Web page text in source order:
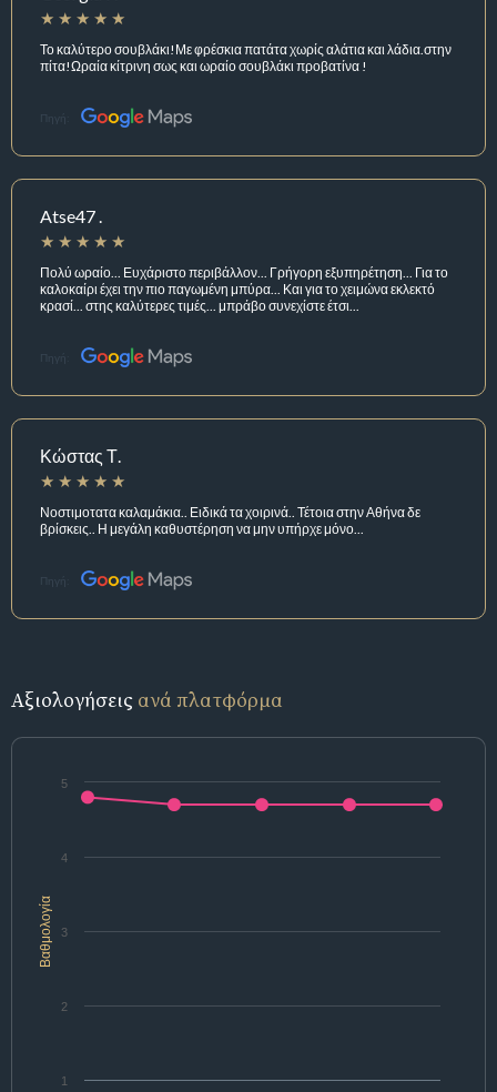
Το καλύτερο σουβλάκι!Με φρέσκια πατάτα χωρίς αλάτια και λάδια.στην
πίτα!Ωραία κίτρινη σως και ωραίο σουβλάκι προβατίνα !
Πηγή:
Atse47 .
Πολύ ωραίο... Ευχάριστο περιβάλλον... Γρήγορη εξυπηρέτηση... Για το
καλοκαίρι έχει την πιο παγωμένη μπύρα... Και για το χειμώνα εκλεκτό
κρασί... στης καλύτερες τιμές... μπράβο συνεχίστε έτσι...
Πηγή:
Κώστας Τ.
Νοστιμοτατα καλαμάκια.. Ειδικά τα χοιρινά.. Τέτοια στην Αθήνα δε
βρίσκεις.. Η μεγάλη καθυστέρηση να μην υπήρχε μόνο...
Πηγή:
Αξιολογήσεις ανά πλατφόρμα
Βαθμολογία
1
2
3
4
5